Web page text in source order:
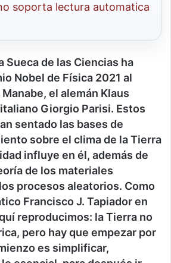
soporta lectura automatica
Sueca de las Ciencias ha
Nobel de Física 2021 al
el alemán Klaus
Giorgio Parisi. Estos
sentado las bases de
sobre el clima de la Tierra
influye en él, además de
de los materiales
procesos aleatorios. Como
Francisco J. Tapiador en
reproducimos: la Tierra no
pero hay que empezar por
es simplificar,